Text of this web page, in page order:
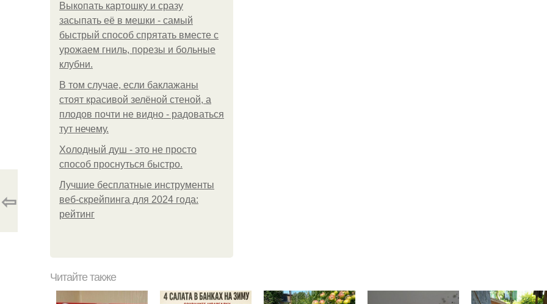
Выкопать картошку и сразу
засыпать её в мешки - самый
быстрый способ спрятать вместе с
урожаем гниль, порезы и больные
клубни.
В том случае, если баклажаны
стоят красивой зелёной стеной, а
плодов почти не видно - радоваться
тут нечему.
Холодный душ - это не просто
способ проснуться быстро.
Лучшие бесплатные инструменты
веб-скрейпинга для 2024 года:
рейтинг
⇦
Читайте также